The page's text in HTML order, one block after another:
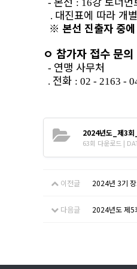
- : 16
. 대진표에 따라 개
※ 본선 진출자 중
ㅇ 참가자 접수 문의
- 연맹 사무처
. 전화 : 02 - 2163 -
2024년도_제3
63회 다운로드 |
이전글 2024년 3기
다음글 2024년도 제5